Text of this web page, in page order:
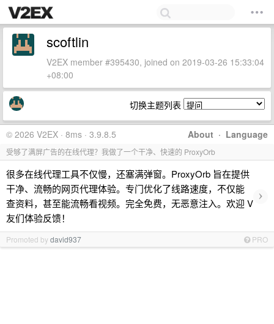
scoftlin
V2EX member #395430, joined on 2019-03-26 15:33:04
+08:00
切换主题列表
About · Language
© 2026 V2EX · 8ms · 3.9.8.5
受够了满屏广告的在线代理？我做了一个干净、快速的 ProxyOrb
很多在线代理工具不仅慢，还塞满弹窗。ProxyOrb 旨在提供
干净、流畅的网页代理体验。专门优化了线路速度，不仅能
查资料，甚至能流畅看视频。完全免费，无恶意注入。欢迎 V
友们体验反馈！
›
Promoted bydavid937 PRO